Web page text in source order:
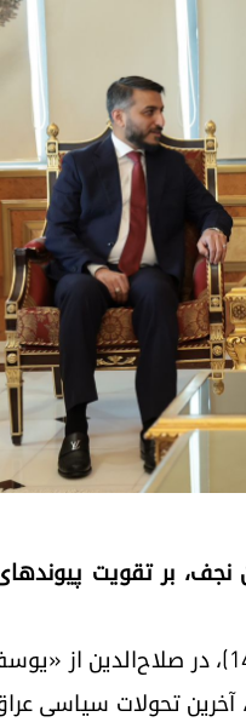
نجف، بر تقویت
پرزیدنت مسعود بارزانی، روز دوشنبه ۱۸ مه ۲۰۲۶ (۲۸ اردیبهشت
آخرین تحولات سیاسی